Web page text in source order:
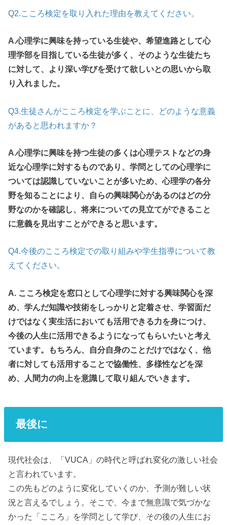
Q2.こころ検定を取り入れた理由を教えてください。
A.心理学に興味を持っている生徒や、希望進路として心
理学部を目指している生徒が多く、そのような生徒たち
に対して、より深い学びを受けて欲しいとの思いから取
り入れました。
Q3.生徒さんがこころ検定を学ぶことに、どのような意義
があると思われますか？
A.心理学に興味を持つ生徒の多くは心理テストなどの身
近な心理学に対するものであり、学問としての心理学に
ついては認識していないことが多いため、心理学の各分
野を知ることにより、自らの興味関心があるのはどの分
野なのかを確認し、将来についての見立てができること
に意義を見出すことができると思います。
Q4.今後のこころ検定での取り組みや学生指導について教
えてください。
A. こころ検定を窓口として心理学に対する興味関心を深
め、学んだ知識や技術をしっかりと定着させ、学習面だ
けではなく実生活においても活用できる力を身につけ、
今後の人生に活用できるようになってもらいたいと考え
ています。もちろん、自分自身のことだけではなく、他
者に対しても活用することで協働性、多様性などを深
め、人間力の向上を意識して取り組んでいきます。
最後に
現代社会は、「VUCA」の時代と呼ばれ変化の激しい社会
と言われています。
この先もどのように変化していくのか、予測が難しい状
況と言えるでしょう。そこで、今まで無意識で気づかな
かった「こころ」を学問として学び、その後の人生にお